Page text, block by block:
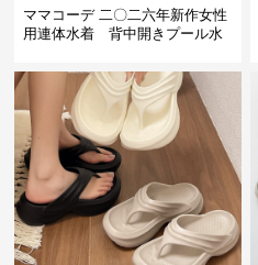
ママコーデ 二〇二六年新作女性
用連体水着 背中開きプール水